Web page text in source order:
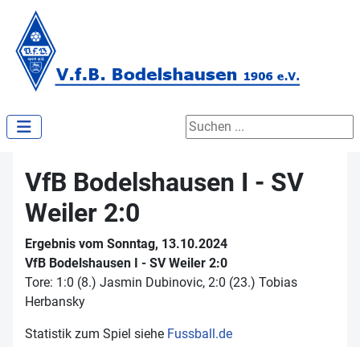
Suchen ...
VfB Bodelshausen I - SV
Weiler 2:0
Ergebnis vom Sonntag, 13.10.2024
VfB Bodelshausen I - SV Weiler 2:0
Tore: 1:0 (8.) Jasmin Dubinovic, 2:0 (23.) Tobias
Herbansky
Statistik zum Spiel siehe Fussball.de